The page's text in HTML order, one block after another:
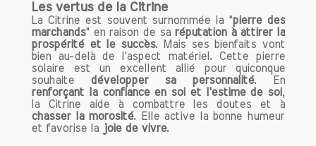
méditation ou dans votre vie
quotidienne, l'important est de les
intégrer dans votre routine. Vous
pouvez également les associer avec
d'autres bijoux pour créer un look
unique et personnel.
Prendre soin de vos bracelets
Pour préserver l'énergie et la beauté de
Les vertus de la Citrine
La Citrine est souvent surnommée la "pierre des
marchands" en raison de sa réputation à attirer la
prospérité et le succès. Mais ses bienfaits vont
bien au-delà de l'aspect matériel. Cette pierre
solaire est un excellent allié pour quiconque
souhaite développer sa personnalité. En
renforçant la confiance en soi et l'estime de soi,
la Citrine aide à combattre les doutes et à
chasser la morosité. Elle active la bonne humeur
et favorise la joie de vivre.